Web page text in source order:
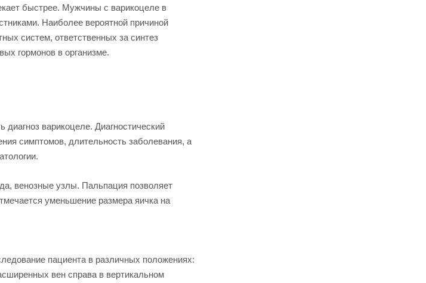
быстрее. Мужчины с варикоцеле в
Наиболее вероятной причиной
систем, ответственных за синтез
гормонов в организме.
варикоцеле. Диагностический
симптомов, длительность заболевания, а
венозные узлы. Пальпация позволяет
уменьшение размера яичка на
пациента в различных положениях:
вен справа в вертикальном